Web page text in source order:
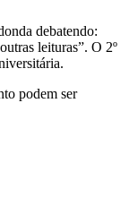
debatendo:
leituras”. O 2º
podem ser